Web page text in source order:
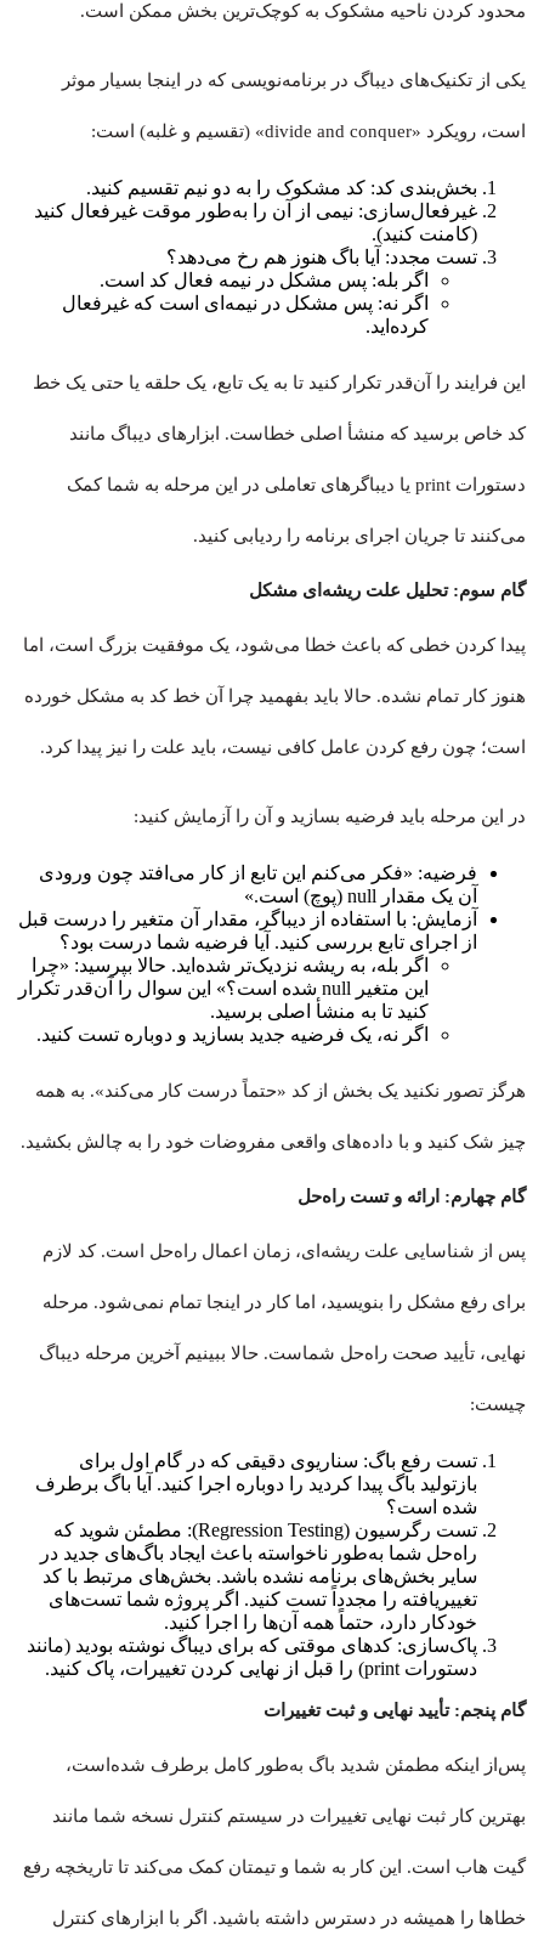
محدود کردن ناحیه مشکوک به کوچک‌ترین بخش ممکن است.
یکی از تکنیک‌های دیباگ در برنامه‌نویسی که در اینجا بسیار موثر
است، رویکرد «divide and conquer» (تقسیم و غلبه) است:
بخش‌بندی کد: کد مشکوک را به دو نیم تقسیم کنید.
غیرفعال‌سازی: نیمی از آن را به‌طور موقت غیرفعال کنید
(کامنت کنید).
تست مجدد: آیا باگ هنوز هم رخ می‌دهد؟
اگر بله: پس مشکل در نیمه فعال کد است.
اگر نه: پس مشکل در نیمه‌ای است که غیرفعال
کرده‌اید.
این فرایند را آن‌قدر تکرار کنید تا به یک تابع، یک حلقه یا حتی یک خط
کد خاص برسید که منشأ اصلی خطاست. ابزارهای دیباگ مانند
دستورات print یا دیباگرهای تعاملی در این مرحله به شما کمک
می‌کنند تا جریان اجرای برنامه را ردیابی کنید.
گام سوم: تحلیل علت ریشه‌ای مشکل
پیدا کردن خطی که باعث خطا می‌شود، یک موفقیت بزرگ است، اما
هنوز کار تمام نشده. حالا باید بفهمید چرا آن خط کد به مشکل خورده
است؛ چون رفع کردن عامل کافی نیست، باید علت را نیز پیدا کرد.
در این مرحله باید فرضیه بسازید و آن را آزمایش کنید:
فرضیه: «فکر می‌کنم این تابع از کار می‌افتد چون ورودی
آن یک مقدار null (پوچ) است.»
آزمایش: با استفاده از دیباگر، مقدار آن متغیر را درست قبل
از اجرای تابع بررسی کنید. آیا فرضیه شما درست بود؟
اگر بله، به ریشه نزدیک‌تر شده‌اید. حالا بپرسید: «چرا
این متغیر null شده است؟» این سوال را آن‌قدر تکرار
کنید تا به منشأ اصلی برسید.
اگر نه، یک فرضیه جدید بسازید و دوباره تست کنید.
هرگز تصور نکنید یک بخش از کد «حتماً درست کار می‌کند». به همه
چیز شک کنید و با داده‌های واقعی مفروضات خود را به چالش بکشید.
گام چهارم: ارائه و تست راه‌حل
پس از شناسایی علت ریشه‌ای، زمان اعمال راه‌حل است. کد لازم
برای رفع مشکل را بنویسید، اما کار در اینجا تمام نمی‌شود. مرحله
نهایی، تأیید صحت راه‌حل شماست. حالا ببینیم آخرین مرحله دیباگ
چیست:
تست رفع باگ: سناریوی دقیقی که در گام اول برای
بازتولید باگ پیدا کردید را دوباره اجرا کنید. آیا باگ برطرف
شده است؟
تست رگرسیون (Regression Testing): مطمئن شوید که
راه‌حل شما به‌طور ناخواسته باعث ایجاد باگ‌های جدید در
سایر بخش‌های برنامه نشده باشد. بخش‌های مرتبط با کد
تغییریافته را مجدداً تست کنید. اگر پروژه شما تست‌های
خودکار دارد، حتماً همه آن‌ها را اجرا کنید.
پاک‌سازی: کدهای موقتی که برای دیباگ نوشته بودید (مانند
دستورات print) را قبل از نهایی کردن تغییرات، پاک کنید.
گام پنجم: تأیید نهایی و ثبت تغییرات
پس‌از اینکه مطمئن شدید باگ به‌طور کامل برطرف شده‌است،
بهترین کار ثبت نهایی تغییرات در سیستم کنترل نسخه شما مانند
گیت هاب است. این کار به شما و تیمتان کمک می‌کند تا تاریخچه رفع
خطاها را همیشه در دسترس داشته باشید. اگر با ابزارهای کنترل